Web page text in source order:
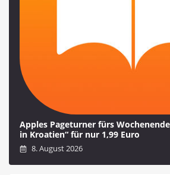
Apples Pageturner fürs
in Kroatien“ für nur 1,99 Euro
8. August 2026